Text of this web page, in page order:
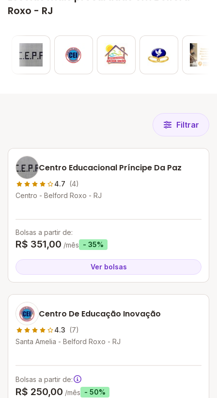
Roxo - RJ
Filtrar
Centro Educacional Príncipe Da Paz
4.7 (4)
Centro - Belford Roxo - RJ
Bolsas a partir de:
R$ 351,00 /mês - 35%
Ver bolsas
Centro De Educação Inovação
4.3 (7)
Santa Amelia - Belford Roxo - RJ
Bolsas a partir de:
R$ 250,00 /mês - 50%